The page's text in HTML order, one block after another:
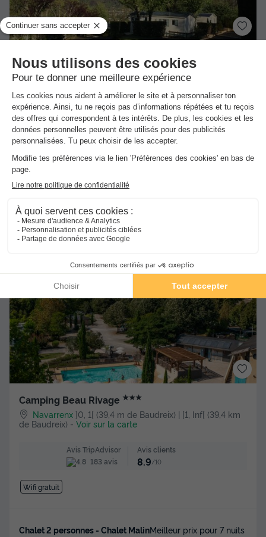
Camping Du Valentin
Laruns ]0, 1[ (27,8 m de Baudreix) | [1, Inf[ (27,8 km de
Baudreix)-Voir sur la carte
Avis clients
9.2/10
Piscine intérieure chauffée Centre équestre
Mobilhome 2 personnes - Malin 2P - 1 chambre, avec vue
Meilleur prix pour 7 nuits
Camping Beau Rivage ★★★
Navarrenx ]0, 1[ (39,4 m de Baudreix) | [1, Inf[ (39,4 km
de Baudreix) - Voir sur la carte
Avis TripAdvisor
183 avis
Avis clients
8.9/10
Wifi gratuit
Chalet 2 personnes - Chalet MalinMeilleur prix pour 7 nuits